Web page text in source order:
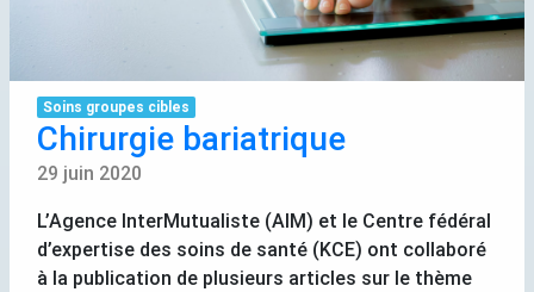
Soins groupes cibles
Chirurgie bariatrique
29 juin 2020
L’Agence InterMutualiste (AIM) et le Centre fédéral
d’expertise des soins de santé (KCE) ont collaboré
à la publication de plusieurs articles sur le thème